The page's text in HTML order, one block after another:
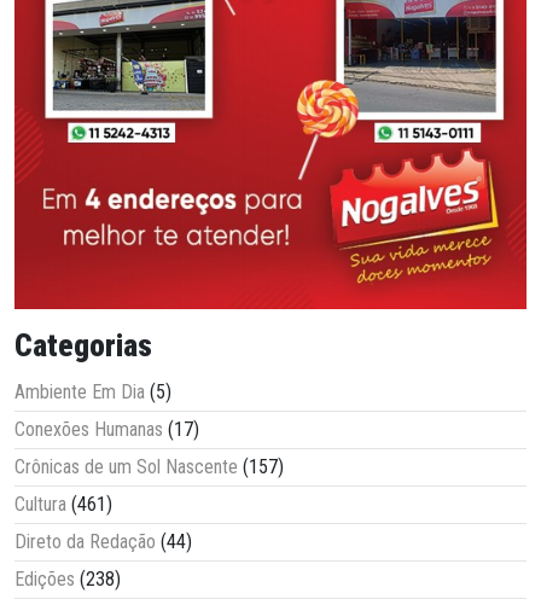
Categorias
Ambiente Em Dia (5)
Conexões Humanas (17)
Crônicas de um Sol Nascente (157)
Cultura (461)
Direto da Redação (44)
Edições (238)